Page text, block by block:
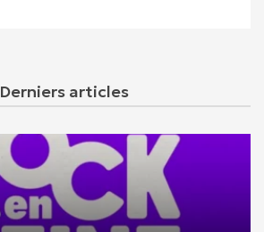
Derniers articles